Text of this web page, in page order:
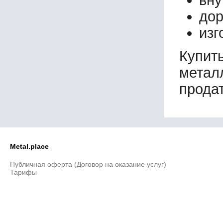
Metal.place
Публичная оферта (Договор на оказание услуг)
Тарифы